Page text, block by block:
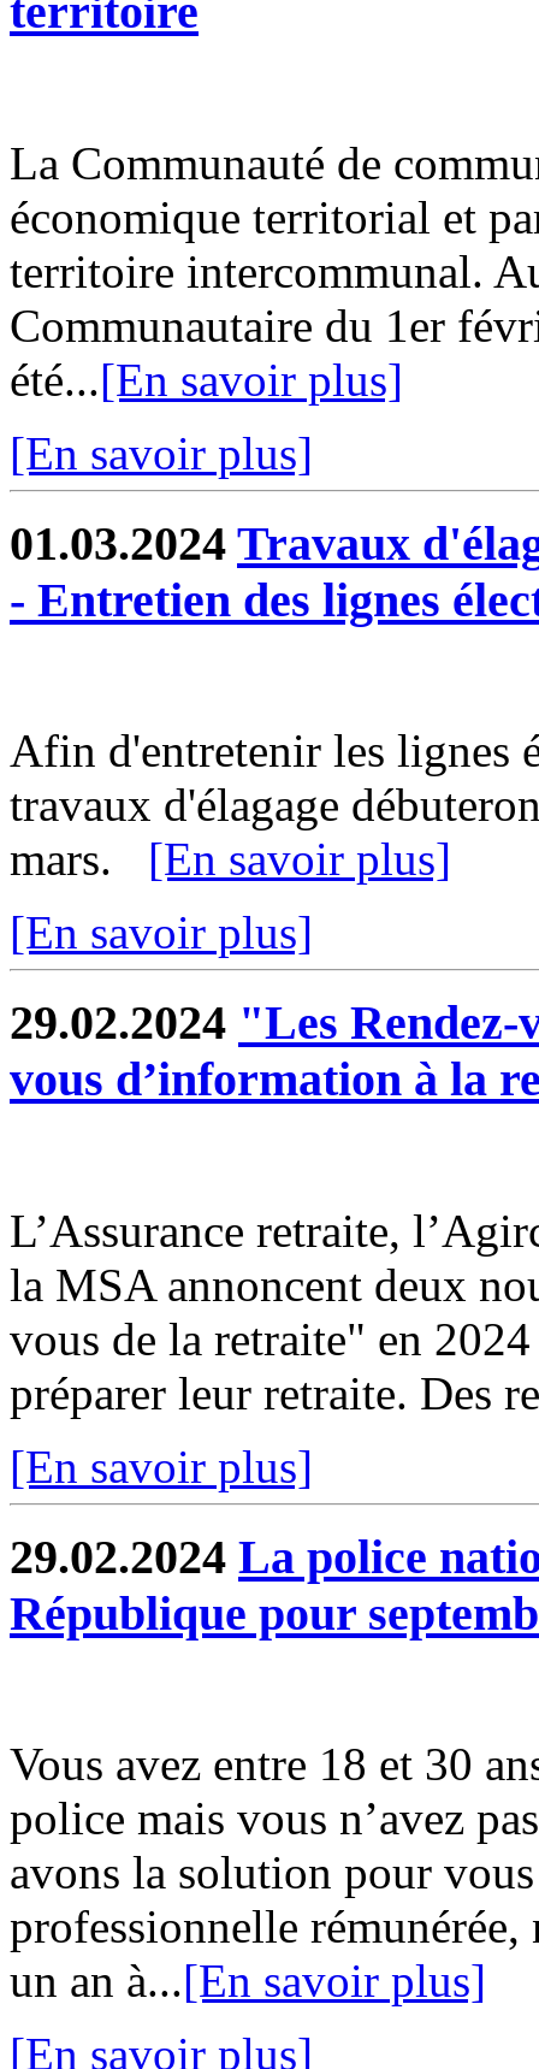
territoire
La Communauté de
économique territorial et
territoire intercommunal.
Communautaire du 1er
été...[En savoir plus]
[En savoir plus]
01.03.2024 Travaux
- Entretien des lignes
Afin d'entretenir les lignes
travaux d'élagage
mars. [En savoir plus]
[En savoir plus]
29.02.2024 "Les Rendez-
vous d’information à la
L’Assurance retraite,
la MSA annoncent deux
vous de la retraite" en
préparer leur retraite. Des
[En savoir plus]
29.02.2024 La police
République pour
Vous avez entre 18 et 30
police mais vous n’avez
avons la solution pour
professionnelle
un an à...[En savoir plus]
[En savoir plus]